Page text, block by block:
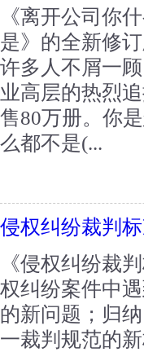
《离开公司你
是》的全新修
许多人不屑一
业高层的热烈
售80万册。你
么都不是(...
侵权纠纷裁判
《侵权纠纷裁
权纠纷案件中
的新问题；归
一裁判规范的